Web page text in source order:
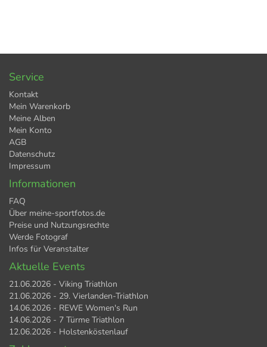
Service
Kontakt
Mein Warenkorb
Meine Alben
Mein Konto
AGB
Datenschutz
Impressum
Informationen
FAQ
Über meine-sportfotos.de
Preise und Nutzungsrechte
Werde Fotograf
Infos für Veranstalter
Aktuelle Events
21.06.2026 - Viking Triathlon
21.06.2026 - 29. Vierlanden-Triathlon
14.06.2026 - REWE Women's Run
14.06.2026 - 7 Türme Triathlon
12.06.2026 - Holstenköstenlauf